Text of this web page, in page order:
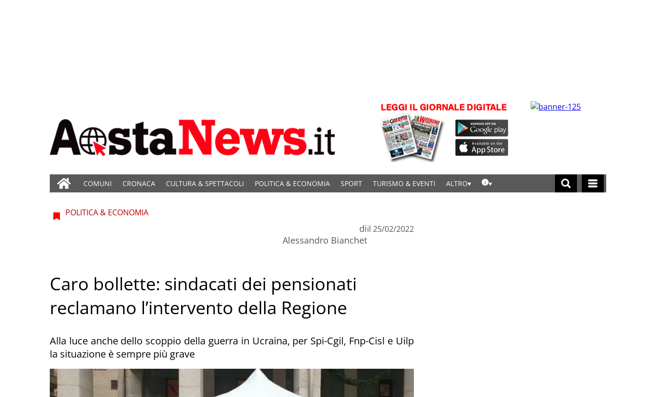
COMUNI CRONACA CULTURA & SPETTACOLI POLITICA & ECONOMIA SPORT TURISMO & EVENTI ALTRO
POLITICA & ECONOMIA
di
Alessandro Bianchet
il 25/02/2022
Caro bollette: sindacati dei pensionati
reclamano l’intervento della Regione
Alla luce anche dello scoppio della guerra in Ucraina, per Spi-Cgil, Fnp-Cisl e Uilp
la situazione è sempre più grave